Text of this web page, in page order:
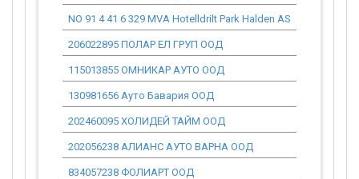
NO 91 4 41 6 329 MVA Hotelldrilt Park Halden AS
206022895 ПОЛАР ЕЛ ГРУП ООД
115013855 ОМНИКАР АУТО ООД
130981656 Ауто Бавария ООД
202460095 ХОЛИДЕЙ ТАЙМ ООД
202056238 АЛИАНС АУТО ВАРНА ООД
834057238 ФОЛИАРТ ООД